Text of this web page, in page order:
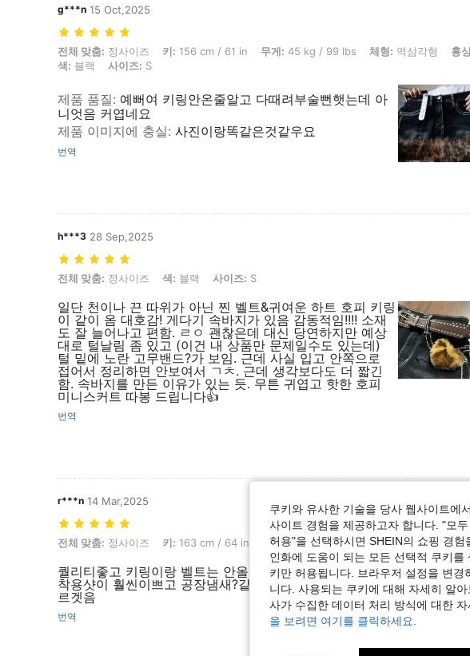
g***n 15 Oct,2025
전체 맞춤: 정사이즈, 키: 156 cm / 61 in, 무게: 45 kg / 99 lbs, 체형: 역삼각형, 흉상: 70 cm / 28 in,
전체 맞춤: 정사이즈 키: 156 cm / 61 in 무게: 45 kg / 99 lbs 체형: 역삼각형 흉
색: 블랙 사이즈: S
제품 품질: 예뻐여 키링안온줄알고 다때려부술뻔햇는데 아
니엇음 커엽네요
제품 이미지에 충실: 사진이랑똑같은것같우요
번역
h***3 28 Sep,2025
전체 맞춤: 정사이즈, 색: 블랙, 사이즈: S
전체 맞춤: 정사이즈 색: 블랙 사이즈: S
일단 천이나 끈 따위가 아닌 찐 벨트&귀여운 하트 호피 키링
이 같이 옴 대호감! 게다기 속바지가 있음 감동적임!!!! 소재
도 잘 늘어나고 편함. ㄹㅇ 괜찮은데 대신 당연하지만 예상
대로 털날림 좀 있고 (이건 내 상품만 문제일수도 있는데)
털 밑에 노란 고무밴드?가 보임. 근데 사실 입고 안쪽으로
접어서 정리하면 안보여서 ㄱㅊ. 근데 생각보다도 더 짧긴
함. 속바지를 만든 이유가 있는 듯. 무튼 귀엽고 핫한 호피
미니스커트 따봉 드립니다👍
번역
r***n 14 Mar,2025
전체 맞춤: 정사이즈, 키: 163 cm / 64 in, 무게: 50 kg / 110 lbs, 색: 블랙, 사이즈: S
전체 맞춤: 정사이즈 키: 163 cm / 64 in 무게:50 kg / 110 lbs 색:블랙 사이즈:S
퀄리티좋고 키링이랑 벨트는 안올줄알았는데 다 세트로왔음 핏도이쁘고
착용샷이 훨씬이쁘고 공장냄새?같은것도 안남!! 근데아직 빨래는안해봐
르겟음
번역
쿠키와 유사한 기술을 당사 웹사이트에
사이트 경험을 제공하고자 합니다. "모
허용"을 선택하시면 SHEIN의 쇼핑 경
인화에 도움이 되는 모든 선택적 쿠키
키만 허용됩니다. 브라우저 설정을 변
니다. 사용되는 쿠키에 대해 자세히 알
사가 수집한 데이터 처리 방식에 대한
을 보려면 여기를 클릭하세요.